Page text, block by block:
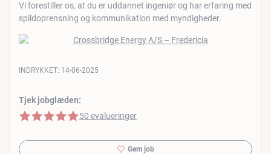
Vi forestiller os, at du er uddannet ingeniør og har erfaring med
spildoprensning og kommunikation med myndigheder.
Tjek jobglæden:
5 af 5 stjerner
50 evalueringer
INDRYKKET: 14-06-2025
Gem job